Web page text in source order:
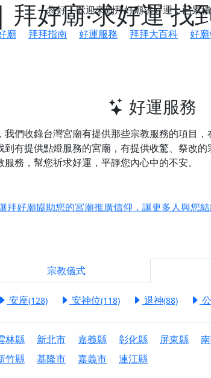
好廟‧求好運 找
您好，歡迎來到拜好廟求好運，已累
廟
拜拜指南 好運服務 拜拜大百科 好
好運服務
們收錄台灣宮廟有提供那些宗教服務的項目
到有提供點燈服務的宮廟，有提供收驚、祭改的
務，幫您祈求好運，平靜您內心中的不安。
楓港清華山聖天宮】驪山母娘聖誕暨中元普渡
華寺】盂蘭盆中元報恩法會，這場法會不只是
心意。
】丙午年梁皇寶懺法會，一念虔誠禮寶懺，一
明殿】中元普渡大法會，誠摯歡迎十方善信大
宗教儀式
安座(128) 安神位(118) 退神(88)
林縣 新北市 嘉義縣 彰化縣 屏東縣
竹縣 基隆市 嘉義市
連江縣